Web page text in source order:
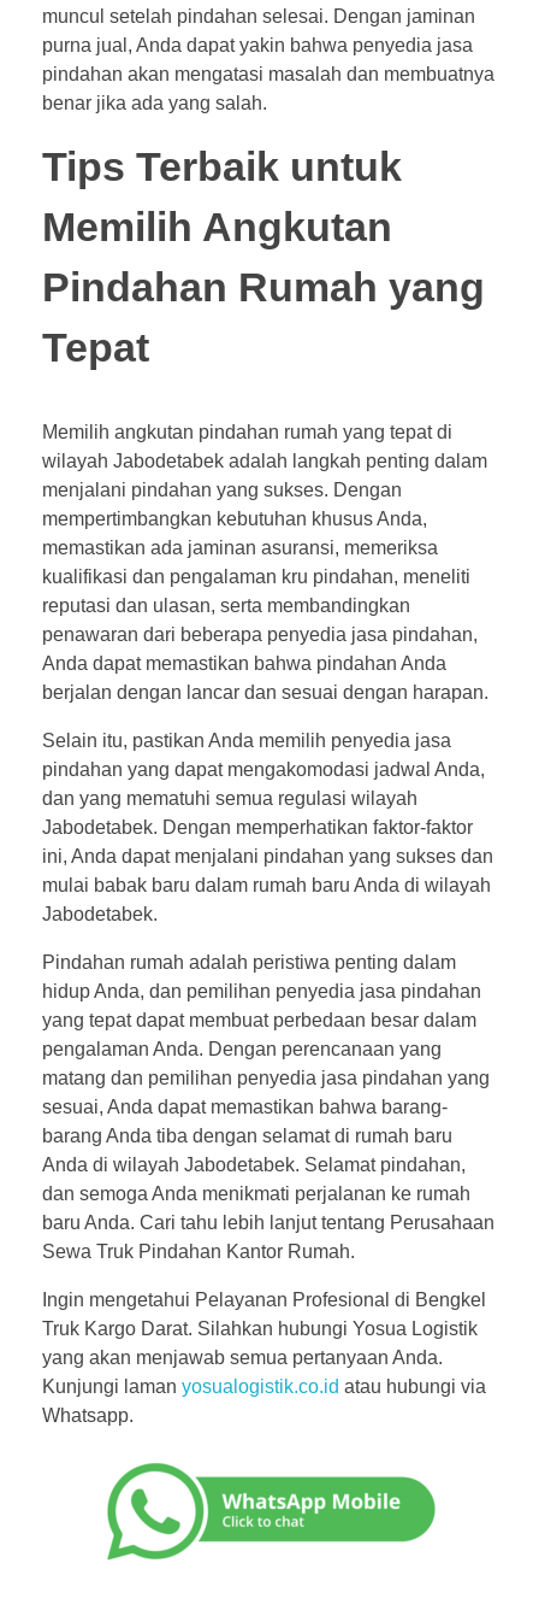
muncul setelah pindahan selesai. Dengan jaminan
purna jual, Anda dapat yakin bahwa penyedia jasa
pindahan akan mengatasi masalah dan membuatnya
benar jika ada yang salah.
Tips Terbaik untuk
Memilih Angkutan
Pindahan Rumah yang
Tepat
Memilih angkutan pindahan rumah yang tepat di
wilayah Jabodetabek adalah langkah penting dalam
menjalani pindahan yang sukses. Dengan
mempertimbangkan kebutuhan khusus Anda,
memastikan ada jaminan asuransi, memeriksa
kualifikasi dan pengalaman kru pindahan, meneliti
reputasi dan ulasan, serta membandingkan
penawaran dari beberapa penyedia jasa pindahan,
Anda dapat memastikan bahwa pindahan Anda
berjalan dengan lancar dan sesuai dengan harapan.
Selain itu, pastikan Anda memilih penyedia jasa
pindahan yang dapat mengakomodasi jadwal Anda,
dan yang mematuhi semua regulasi wilayah
Jabodetabek. Dengan memperhatikan faktor-faktor
ini, Anda dapat menjalani pindahan yang sukses dan
mulai babak baru dalam rumah baru Anda di wilayah
Jabodetabek.
Pindahan rumah adalah peristiwa penting dalam
hidup Anda, dan pemilihan penyedia jasa pindahan
yang tepat dapat membuat perbedaan besar dalam
pengalaman Anda. Dengan perencanaan yang
matang dan pemilihan penyedia jasa pindahan yang
sesuai, Anda dapat memastikan bahwa barang-
barang Anda tiba dengan selamat di rumah baru
Anda di wilayah Jabodetabek. Selamat pindahan,
dan semoga Anda menikmati perjalanan ke rumah
baru Anda. Cari tahu lebih lanjut tentang Perusahaan
Sewa Truk Pindahan Kantor Rumah.
Ingin mengetahui Pelayanan Profesional di Bengkel
Truk Kargo Darat. Silahkan hubungi Yosua Logistik
yang akan menjawab semua pertanyaan Anda.
Kunjungi laman yosualogistik.co.id atau hubungi via
Whatsapp.